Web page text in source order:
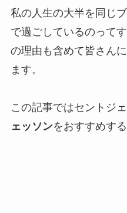
私の人生の大半を同じ
で過ごしているのって
の理由も含めて皆さん
ます。
この記事ではセントジ
ェッソンをおすすめす